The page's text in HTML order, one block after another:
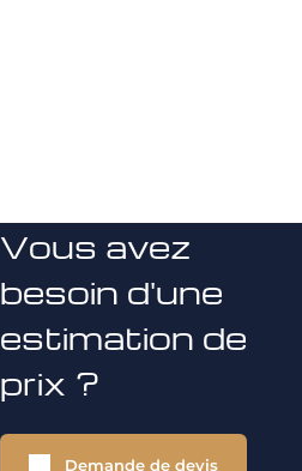
Vous avez
besoin d'une
estimation de
prix ?
Demande de devis